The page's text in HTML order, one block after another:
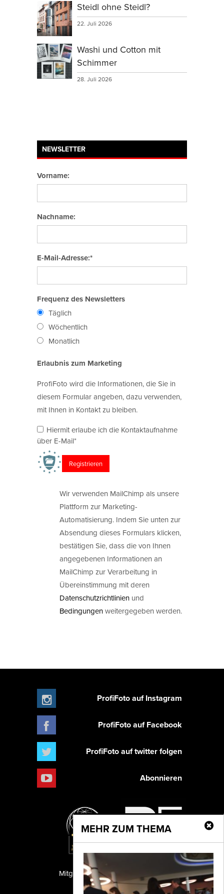
Steidl ohne Steidl?
22. Juli 2026
Washi und Cotton mit
Schimmer
28. Juli 2026
NEWSLETTER
Vorname:
Nachname:
E-Mail-Adresse:*
Frequenz des Newsletters
Täglich
Wöchentlich
Monatlich
Erlaubnis zum Marketing
ProfiFoto wird die Informationen, die Sie in
diesem Formular angeben, dazu verwenden,
mit Ihnen in Kontakt zu bleiben.
Hiermit erlaube ich die Kontaktaufnahme
über E-Mail*
Wir verwenden MailChimp als unsere
Plattform zur Marketing-
Automatisierung. Indem Sie unten zur
Absendung dieses Formulars klicken,
bestätigen Sie, dass die von Ihnen
angegebenen Informationen an
MailChimp zur Verarbeitung in
Übereinstimmung mit deren
Datenschutzrichtlinien und
Bedingungenweitergegeben werden.
MEHR ZUM THEMA
ProfiFoto auf Instagram
ProfiFoto auf Facebook
ProfiFoto auf twitter folgen
Abonnieren
PF Publishing GmbH
Mitglied der TIPA